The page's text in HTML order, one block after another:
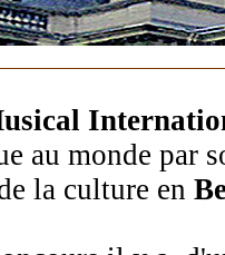
au monde par
la culture en